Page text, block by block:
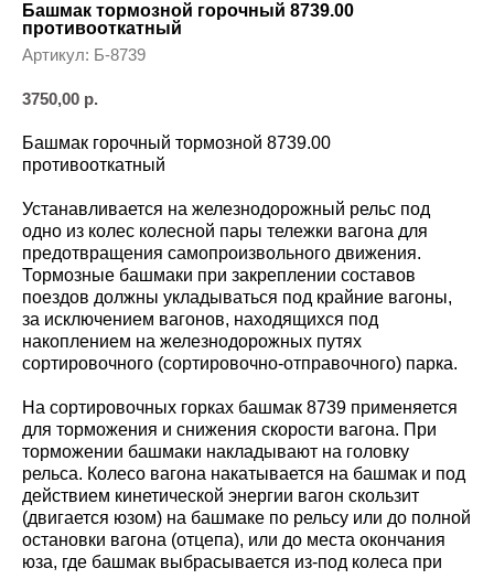
Башмак тормозной горочный 8739.00
противооткатный
Артикул: Б-8739
3750,00 р.
Башмак горочный тормозной 8739.00
противооткатный
Устанавливается на железнодорожный рельс под
одно из колес колесной пары тележки вагона для
предотвращения самопроизвольного движения.
Тормозные башмаки при закреплении составов
поездов должны укладываться под крайние вагоны,
за исключением вагонов, находящихся под
накоплением на железнодорожных путях
сортировочного (сортировочно-отправочного) парка.
На сортировочных горках башмак 8739 применяется
для торможения и снижения скорости вагона. При
торможении башмаки накладывают на головку
рельса. Колесо вагона накатывается на башмак и под
действием кинетической энергии вагон скользит
(двигается юзом) на башмаке по рельсу или до полной
остановки вагона (отцепа), или до места окончания
юза, где башмак выбрасывается из-под колеса при